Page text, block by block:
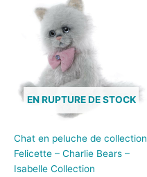
EN RUPTURE DE STOCK
Chat en peluche de collection
Felicette – Charlie Bears –
Isabelle Collection